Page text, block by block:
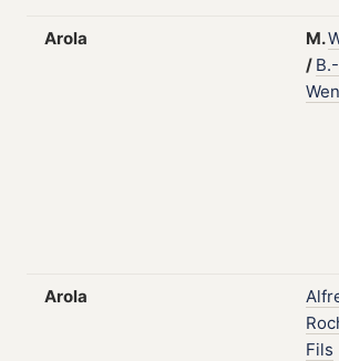
Arola M.
/
Arola
Fils